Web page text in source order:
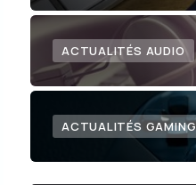
ACTUALITÉS AUDIO
ACTUALITÉS GAMING